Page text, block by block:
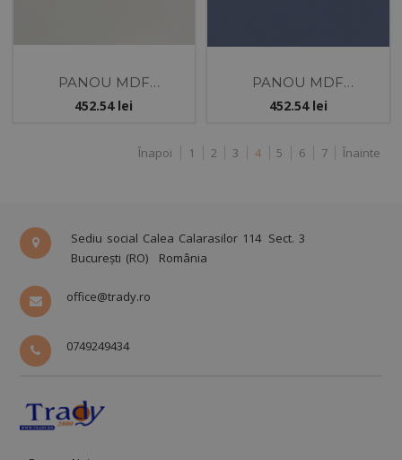
PANOU MDF
18X1220X2800 -GREY
452.54lei
PANOU MDF
18X1220X2800 -BLUE
452.54lei
Înapoi 1 2 3 4 5 6 7 Înainte
Sediu social Calea Calarasilor 114 Sect. 3
București (RO)
România
office@trady.ro
0749249434